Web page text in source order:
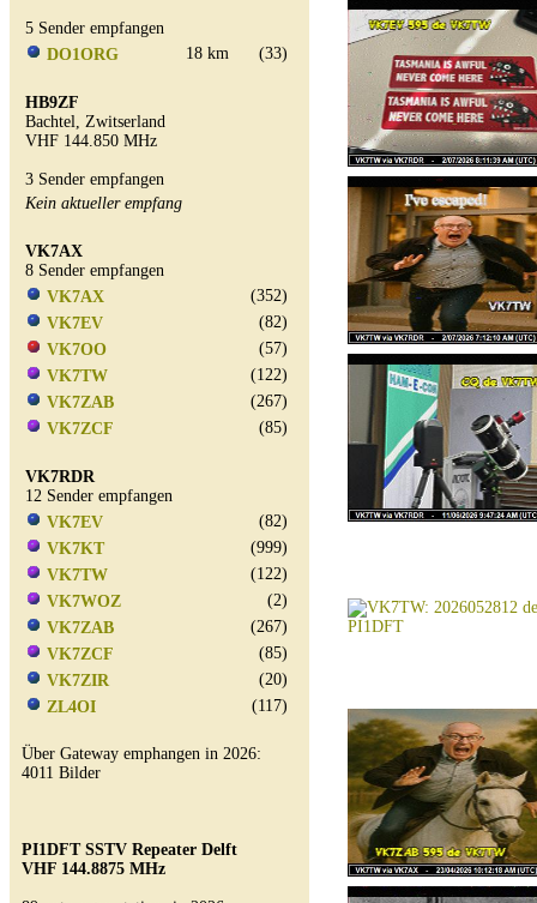
5 Sender empfangen
DO1ORG
18 km (33)
HB9ZF
Bachtel, Zwitserland
VHF 144.850 MHz
3 Sender empfangen
Kein aktueller empfang
VK7AX
8 Sender empfangen
VK7AX
(352)
VK7EV
(82)
VK7OO
(57)
VK7TW
(122)
VK7ZAB
(267)
VK7ZCF
(85)
VK7RDR
12 Sender empfangen
VK7EV
(82)
VK7KT
(999)
VK7TW
(122)
VK7WOZ
(2)
VK7ZAB
(267)
VK7ZCF
(85)
VK7ZIR
(20)
ZL4OI
(117)
Über Gateway emphangen in 2026:
4011 Bilder
PI1DFT SSTV Repeater Delft
VHF 144.8875 MHz